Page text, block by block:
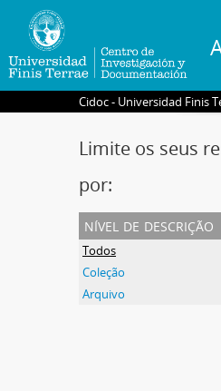
Cidoc - Universidad Finis
Limite os seus
por:
nível de descrição
Todos
Coleção
Arquivo